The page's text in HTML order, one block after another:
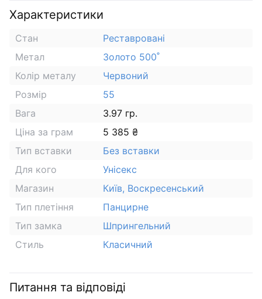
Характеристики
Стан
Реставровані
Метал
Золото 500˚
Колір металу
Червоний
Розмір
55
Вага
3.97 гр.
Ціна за грам
5 385 ₴
Тип вставки
Без вставки
Для кого
Унісекс
Магазин
Київ, Воскресенський
Тип плетіння
Панцирне
Тип замка
Шпрингельний
Стиль
Класичний
Питання та відповіді